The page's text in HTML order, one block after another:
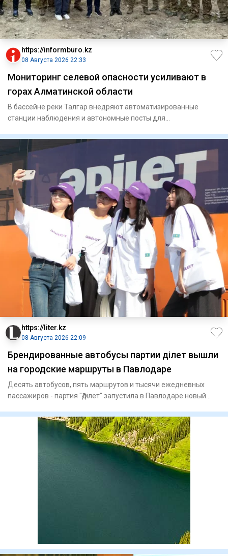
https://informburo.kz
08 Августа 2026 22:33
Мониторинг селевой опасности усиливают в
горах Алматинской области
В бассейне реки Талгар внедряют автоматизированные
станции наблюдения и автономные посты для
https://liter.kz
08 Августа 2026 22:09
Брендированные автобусы партии Әділет вышли
на городские маршруты в Павлодаре
Десять автобусов, пять маршрутов и тысячи ежедневных
пассажиров - партия "Әділет" запустила в Павлодаре новый